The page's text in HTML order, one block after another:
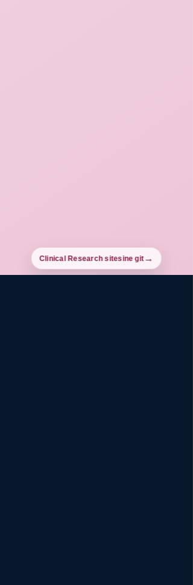
Clinical Research sitesine git